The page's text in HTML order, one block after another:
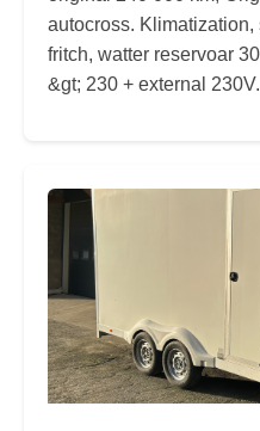
autocross. Klimatization,
fritch, watter reservoar
&gt; 230 + external